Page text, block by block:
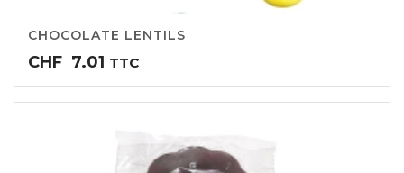
CHOCOLATE LENTILS
CHF 7.01 TTC